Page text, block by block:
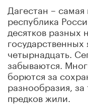
Дагестан –
республика
десятков разных
государственных
четырнадцать.
забываются.
борются за
разнообразия,
предков жили.